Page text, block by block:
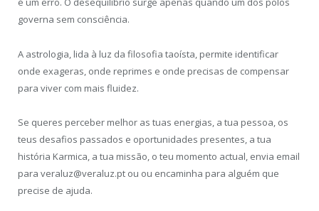
governa sem consciência.
A astrologia, lida à luz da filosofia taoísta, permite identificar
onde exageras, onde reprimes e onde precisas de compensar
para viver com mais fluidez.
Se queres perceber melhor as tuas energias, a tua pessoa, os
teus desafios passados e oportunidades presentes, a tua
história Karmica, a tua missão, o teu momento actual, envia email
para veraluz@veraluz.pt ou ou encaminha para alguém que
precise de ajuda.